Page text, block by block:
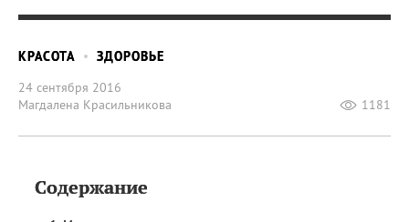
КРАСОТА
ЗДОРОВЬЕ
24 сентября 2016
Магдалена Красильникова
1181
Содержание